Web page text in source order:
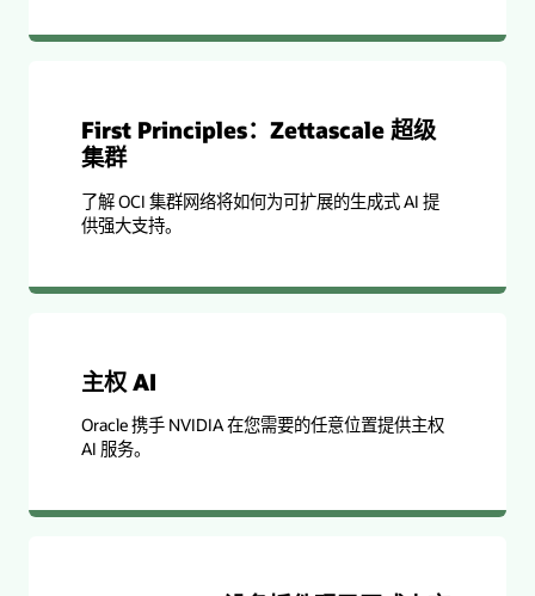
First Principles：Zettascale 超级
集群
了解 OCI 集群网络将如何为可扩展的生成式 AI 提
供强大支持。
主权 AI
Oracle 携手 NVIDIA 在您需要的任意位置提供主权
AI 服务。